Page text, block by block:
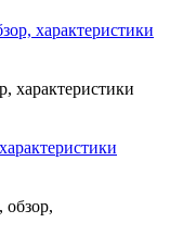
характеристики